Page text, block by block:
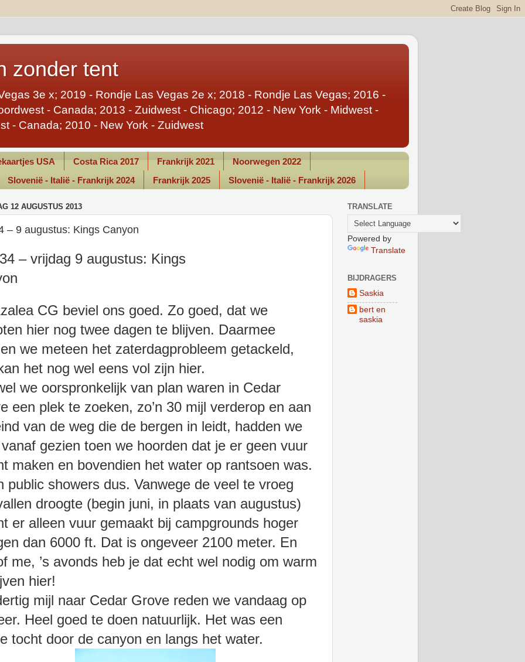
zonder tent
3e x; 2019 - Rondje Las Vegas 2e x; 2018 - Rondje Las Vegas; 2016 -
- Canada; 2013 - Zuidwest - Chicago; 2012 - New York - Midwest -
- Canada; 2010 - New York - Zuidwest
USA Costa Rica 2017 Frankrijk 2021
Noorwegen 2022
Slovenië - Italië - Frankrijk 2024
Frankrijk 2025 Slovenië - Italië - Frankrijk 2026
12 AUGUSTUS 2013
– 9 augustus: Kings Canyon
– vrijdag 9 augustus: Kings
CG beviel ons goed. Zo goed, dat we
hier nog twee dagen te blijven. Daarmee
we meteen het zaterdagprobleem getackeld,
het nog wel eens vol zijn hier.
we oorspronkelijk van plan waren in Cedar
een plek te zoeken, zo’n 30 mijl verderop en aan
van de weg die de bergen in leidt, hadden we
gezien toen we hoorden dat je er geen vuur
maken en bovendien het water op rantsoen was.
public showers dus. Vanwege de veel te vroeg
droogte (begin juni, in plaats van augustus)
er alleen vuur gemaakt bij campgrounds hoger
dan 6000 ft. Dat is ongeveer 2100 meter. En
me, ’s avonds heb je dat echt wel nodig om warm
hier!
mijl naar Cedar Grove reden we vandaag op
Heel goed te doen natuurlijk. Het was een
tocht door de canyon en langs het water.
TRANSLATE
Powered by
Translate
BIJDRAGERS
Saskia
bert en
saskia